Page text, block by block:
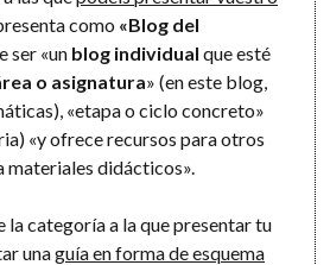
como «Blog del
ser «un blog individual que esté
o asignatura» (en este blog,
«etapa o ciclo concreto»
«y ofrece recursos para otros
didácticos».
la categoría a la que presentar tu
unaguía en forma de esquema